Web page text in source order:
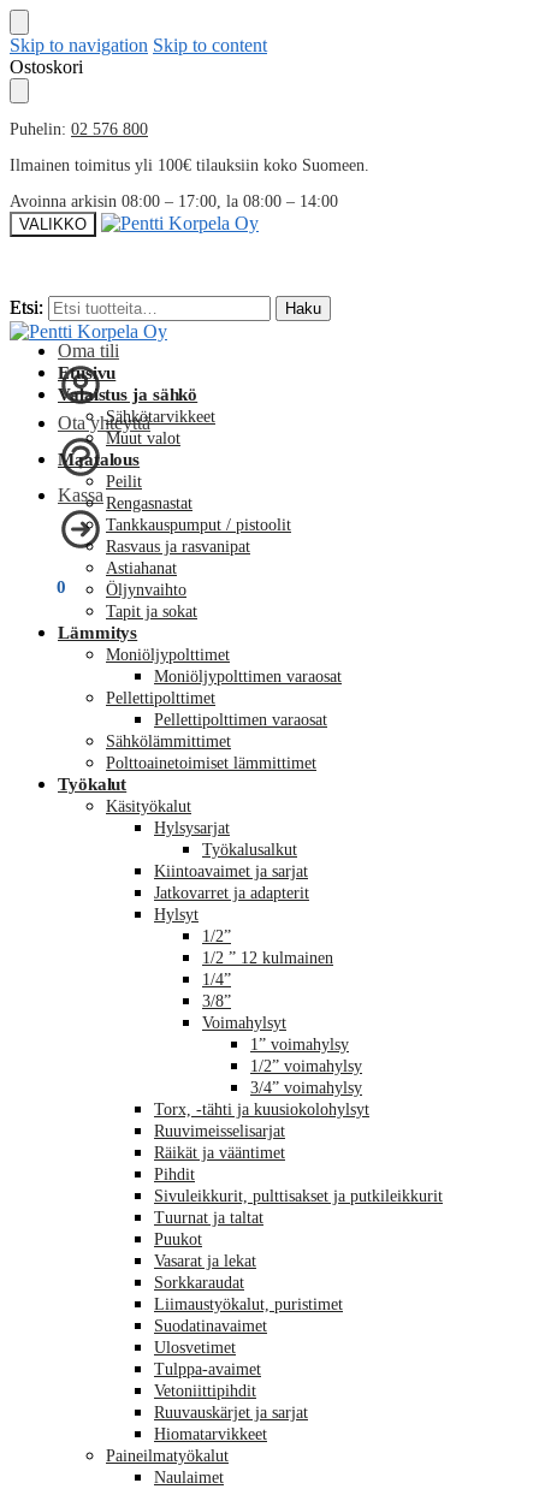
Skip to navigation Skip to content
Ostoskori
Puhelin: 02 576 800
Ilmainen toimitus yli 100€ tilauksiin koko Suomeen.
Avoinna arkisin 08:00 – 17:00, la 08:00 – 14:00
VALIKKO
Etsi: Haku
Oma tili
Ota yhteyttä
Kassa
0
Etsi: Haku
Etusivu
Valaistus ja sähkö
Sähkötarvikkeet
Muut valot
Maatalous
Peilit
Rengasnastat
Tankkauspumput / pistoolit
Rasvaus ja rasvanipat
Astiahanat
Öljynvaihto
Tapit ja sokat
Lämmitys
Moniöljypolttimet
Moniöljypolttimen varaosat
Pellettipolttimet
Pellettipolttimen varaosat
Sähkölämmittimet
Polttoainetoimiset lämmittimet
Työkalut
Käsityökalut
Hylsysarjat
Työkalusalkut
Kiintoavaimet ja sarjat
Jatkovarret ja adapterit
Hylsyt
1/2”
1/2 ” 12 kulmainen
1/4”
3/8”
Voimahylsyt
1” voimahylsy
1/2” voimahylsy
3/4” voimahylsy
Torx, -tähti ja kuusiokolohylsyt
Ruuvimeisselisarjat
Räikät ja vääntimet
Pihdit
Sivuleikkurit, pulttisakset ja putkileikkurit
Tuurnat ja taltat
Puukot
Vasarat ja lekat
Sorkkaraudat
Liimaustyökalut, puristimet
Suodatinavaimet
Ulosvetimet
Tulppa-avaimet
Vetoniittipihdit
Ruuvauskärjet ja sarjat
Hiomatarvikkeet
Paineilmatyökalut
Naulaimet